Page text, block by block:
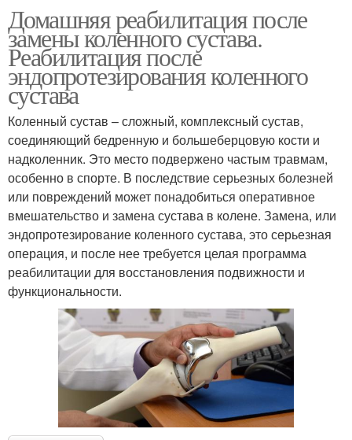
Домашняя реабилитация после
замены коленного сустава.
Реабилитация после
эндопротезирования коленного
сустава
Коленный сустав – сложный, комплексный сустав,
соединяющий бедренную и большеберцовую кости и
надколенник. Это место подвержено частым травмам,
особенно в спорте. В последствие серьезных болезней
или повреждений может понадобиться оперативное
вмешательство и замена сустава в колене. Замена, или
эндопротезирование коленного сустава, это серьезная
операция, и после нее требуется целая программа
реабилитации для восстановления подвижности и
функциональности.